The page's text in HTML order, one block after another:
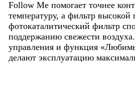
Follow Me помогает точнее
температуру, а фильтр высокой
фотокаталитический фильтр
поддержанию свежести
управления и функция
делают эксплуатацию